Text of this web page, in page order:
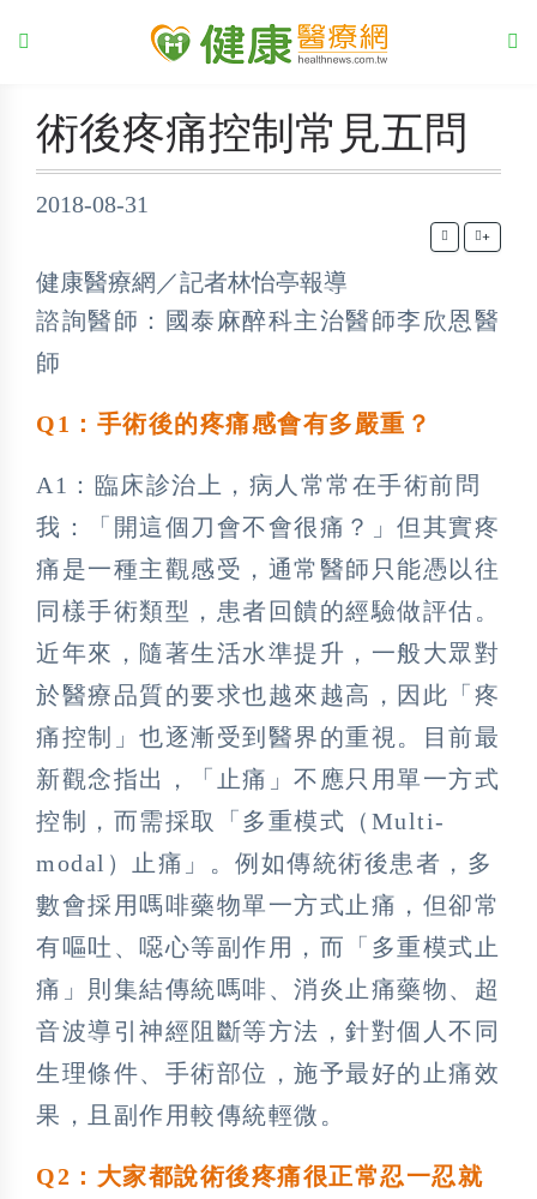
術後疼痛控制常見五問
2018-08-31
+
健康醫療網／記者林怡亭報導
諮詢醫師：國泰麻醉科主治醫師李欣恩醫
師
Q1：手術後的疼痛感會有多嚴重？
A1：臨床診治上，病人常常在手術前問
我：「開這個刀會不會很痛？」但其實疼
痛是一種主觀感受，通常醫師只能憑以往
同樣手術類型，患者回饋的經驗做評估。
近年來，隨著生活水準提升，一般大眾對
於醫療品質的要求也越來越高，因此「疼
痛控制」也逐漸受到醫界的重視。目前最
新觀念指出，「止痛」不應只用單一方式
控制，而需採取「多重模式（Multi-
modal）止痛」。例如傳統術後患者，多
數會採用嗎啡藥物單一方式止痛，但卻常
有嘔吐、噁心等副作用，而「多重模式止
痛」則集結傳統嗎啡、消炎止痛藥物、超
音波導引神經阻斷等方法，針對個人不同
生理條件、手術部位，施予最好的止痛效
果，且副作用較傳統輕微。
Q2：大家都說術後疼痛很正常忍一忍就